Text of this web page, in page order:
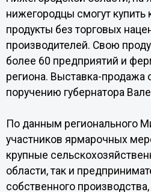
нижегородцы смогут купить
продукты без торговых
производителей. Свою
более 60 предприятий и
региона. Выставка-продажа
поручению губернатора
По данным регионального
участников ярмарочных
крупные
области, так и
собственного